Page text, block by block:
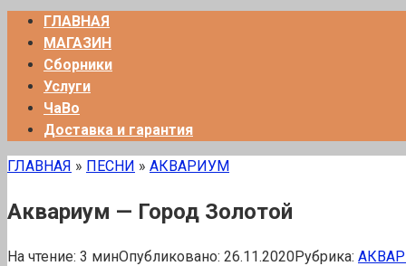
ГЛАВНАЯ
МАГАЗИН
Сборники
Услуги
ЧаВо
Доставка и гарантия
ГЛАВНАЯ » ПЕСНИ » АКВАРИУМ
Аквариум — Город Золотой
На чтение: 3 минОпубликовано: 26.11.2020Рубрика: